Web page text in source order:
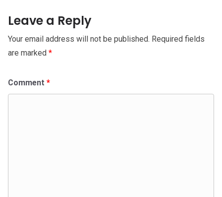
Leave a Reply
Your email address will not be published. Required fields
are marked *
Comment *